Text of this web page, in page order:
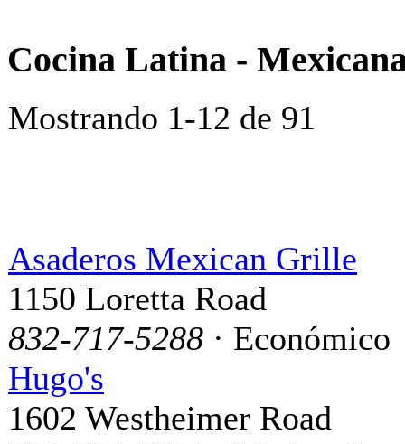
Cocina Latina -
Mostrando 1-12 de 91
Asaderos Mexican Grille
1150 Loretta Road
832-717-5288 · Económico
Hugo's
1602 Westheimer Road